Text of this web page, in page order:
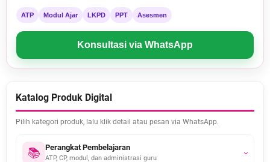
ATP Modul Ajar LKPD PPT Asesmen
Konsultasi via WhatsApp
Katalog Produk Digital
Pilih kategori produk, lalu klik detail atau pesan via WhatsApp.
📚 Perangkat Pembelajaran
ATP, CP, modul, dan administrasi guru
›